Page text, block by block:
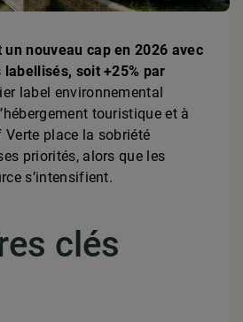
nouveau cap en 2026 avec
soit +25% par
label environnemental
touristique et à
place la sobriété
priorités, alors que les
s’intensifient.
clés